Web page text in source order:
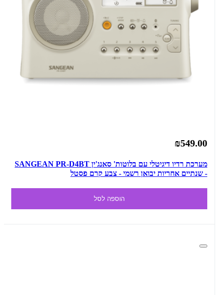
₪549.00
מערכת רדיו דיגיטלי עם בלוטות' סאנג'ין SANGEAN PR-D4BT
- שנתיים אחריות יבואן רשמי - צבע קרם פסטל
הוספה לסל